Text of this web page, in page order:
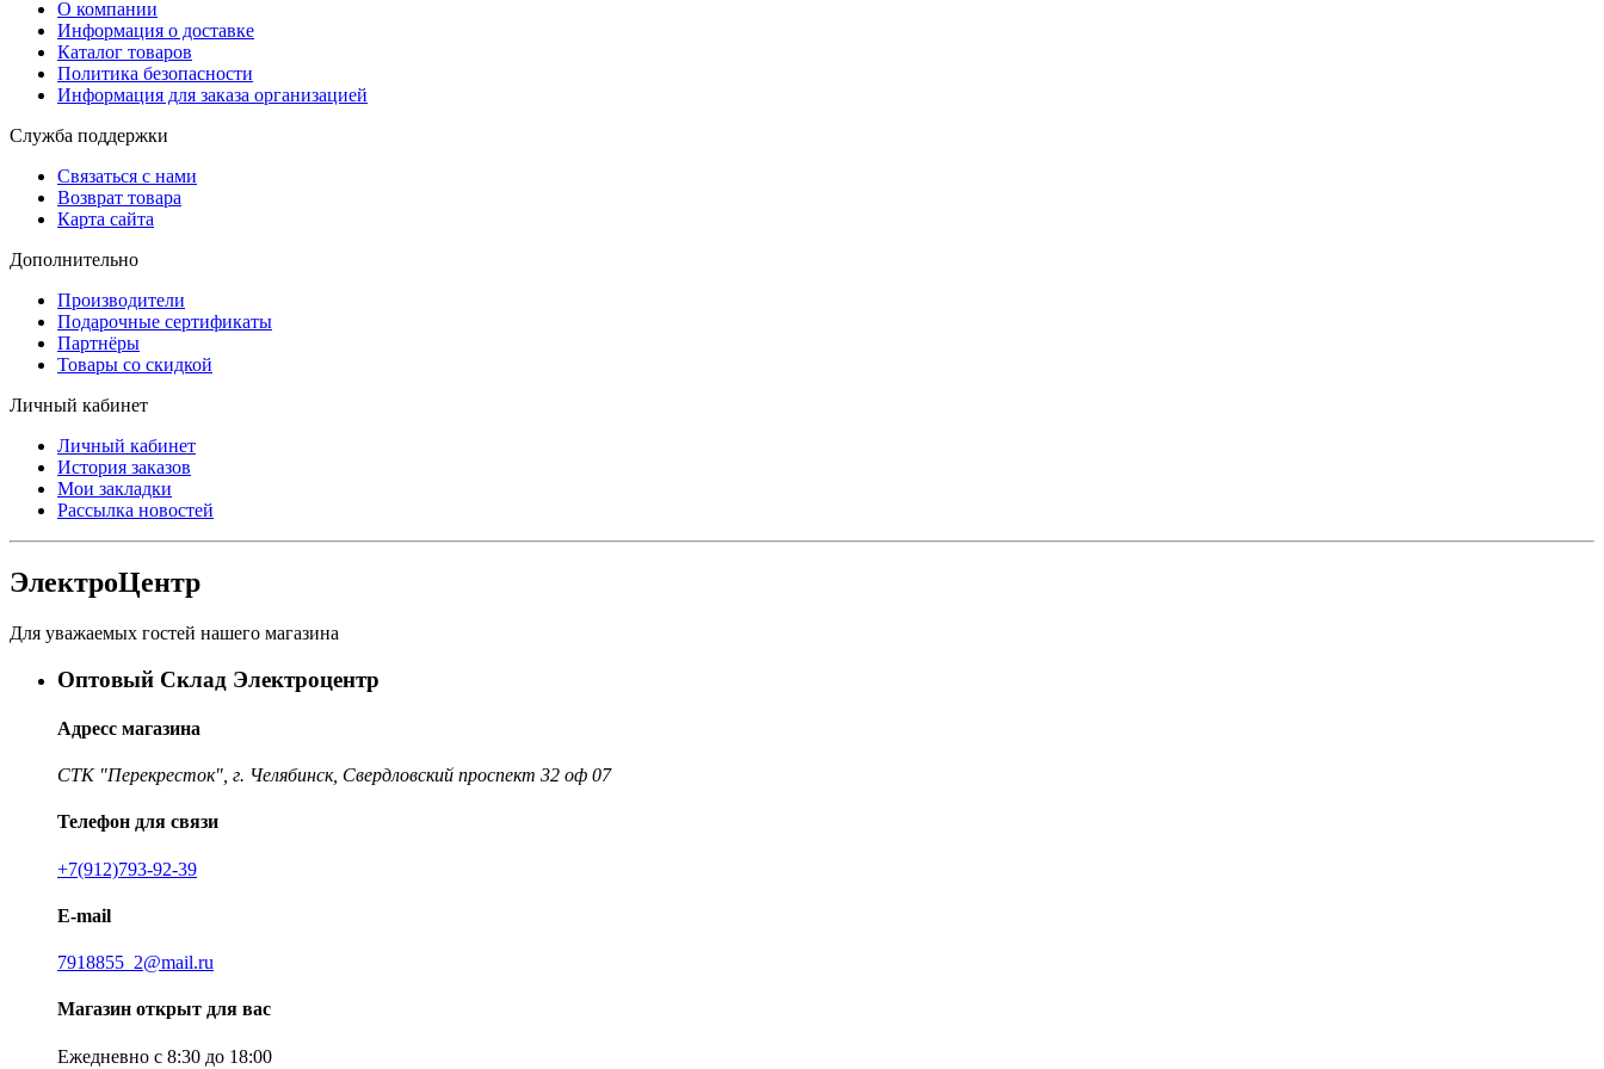
О компании
Информация о доставке
Каталог товаров
Политика безопасности
Информация для заказа организацией
Служба поддержки
Связаться с нами
Возврат товара
Карта сайта
Дополнительно
Производители
Подарочные сертификаты
Партнёры
Товары со скидкой
Личный кабинет
Личный кабинет
История заказов
Мои закладки
Рассылка новостей
ЭлектроЦентр
Для уважаемых гостей нашего магазина
Оптовый Склад Электроцентр
Адресс магазина
СТК "Перекресток", г. Челябинск, Свердловский проспект 32 оф 07
Телефон для связи
+7(912)793-92-39
E-mail
7918855_2@mail.ru
Магазин открыт для вас
Ежедневно с 8:30 до 18:00